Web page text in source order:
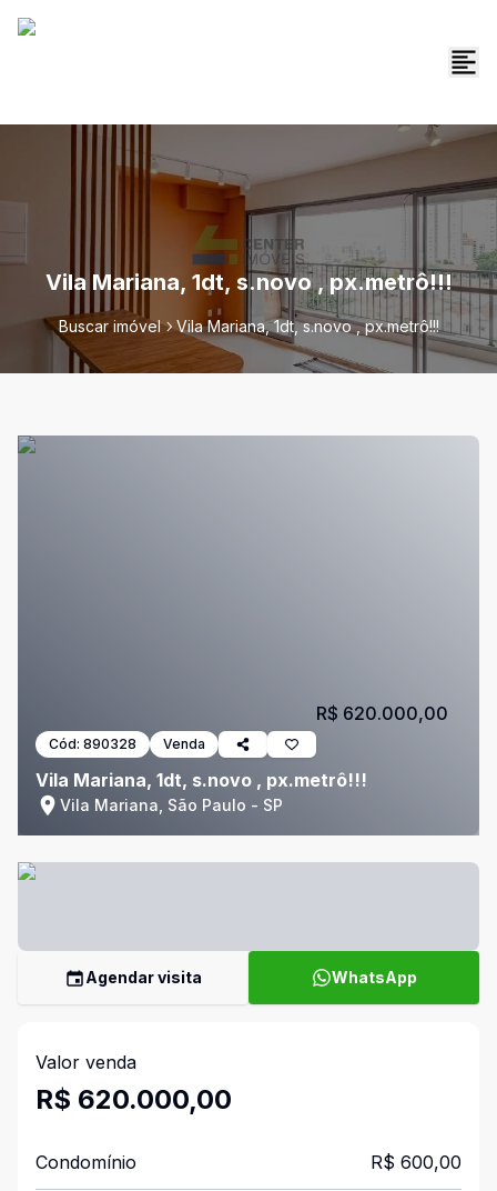
Vila Mariana, 1dt, s.novo , px.metrô!!!
Buscar imóvel Vila Mariana, 1dt, s.novo , px.metrô!!!
Cód: 890328 Venda
Vila Mariana, 1dt, s.novo , px.metrô!!!
Vila Mariana, São Paulo - SP
R$ 620.000,00
Agendar visita WhatsApp
Valor venda
R$ 620.000,00
Condomínio R$ 600,00